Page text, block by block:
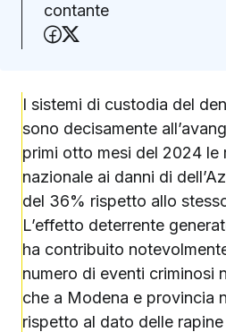
contante
Condividi su
I sistemi di custodia del
sono decisamente
primi otto mesi del 2024 le
nazionale ai danni di
del 36% rispetto allo
L’effetto deterrente
ha contribuito
numero di eventi criminosi
che a Modena e provincia
rispetto al dato delle